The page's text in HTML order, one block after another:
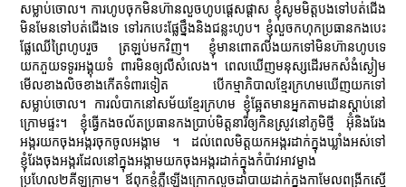
សម្លាប់ចោល។ ការហូបចុកមិនហ៊ានលួចហូបផ្ដេសផ្ដាស ខ្ញុំសូមមិត្តបងទៅបត់ជើង
មិនមែនទៅបត់ជើងទេ ទៅរកបេះផ្លែថ្នឹងនិងជន្លះហូប។ ខ្ញុំលួចកហុកប្រធានកងបេះ
ផ្លែឈើព្រៃហូបរួច ត្រឡប់មកវិញ។ ខ្ញុំមានពោតលីងយកទៅមិនហ៊ានហូបទេ
យកភួយទទូរអង្គុយទំ ពារមិនឲ្យលឺសំលេង។ ពេលឃើញមនុស្សដើរមកសំងំស្ងៀម
មើលខាងលិចខាងកើតទំពារទៀត បើកម្មាភិបាលខ្មែរក្រហមឃើញយកទៅ
សម្លាប់ចោល។ ការលំបាកនៅសម័យខ្មែរក្រហម ខ្ញុំឆ្អែតមានអ្នកតាមដានស្ដាប់នៅ
ក្រោមផ្ទះ។ ខ្ញុំធ្វើកងចល័តប្រធានកងប្រាប់មិត្តនារីឲ្យកិនស្រូវនៅភូមិថ្មី អ៊ុំនិងរែង
អង្ករយកចុងអង្ករចុកចូលអង្កាម ។ ដល់ពេលមិត្តយកអង្ករដាក់ក្នុងឃ្លាំងអស់ទៅ
ខ្ញុំរែងចុងអង្ករដែលនៅក្នុងអង្កាមយកចុងអង្ករដាក់ក្នុងកំប៉ាវអាវម្ខាង
ប្រហែល២គីឡូក្រាម។ ឪពុកខ្ញុំភ្លឺឡើងក្រោកលួចដាំបាយដាក់ក្នុងកាមែលពង្រីកស្មើ